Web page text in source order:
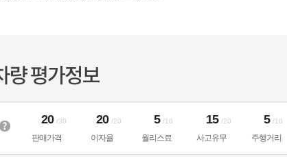
판매가격
20 /30
이자율
20 /20
월리스료
5 /10
사고유무
15 /20
주행거리
5 /10